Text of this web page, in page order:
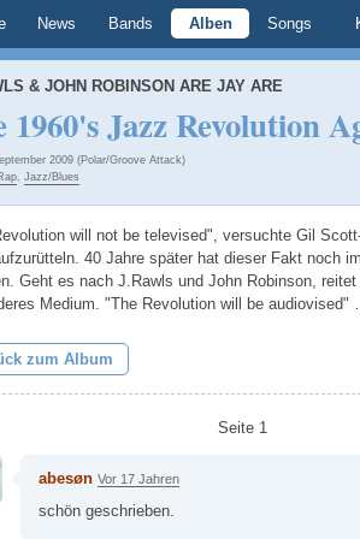
News Bands Alben Songs
& JOHN ROBINSON ARE JAY ARE
1960's Jazz Revolution
2009 (Polar/Groove Attack)
, Jazz/Blues
will not be televised", versuchte Gil
40 Jahre später hat dieser Fakt noch
Geht es nach J.Rawls und John Robinson,
Medium. "The Revolution will be audiovised"
zum Album
Seite 1
abesøn Vor 17 Jahren
schön geschrieben.